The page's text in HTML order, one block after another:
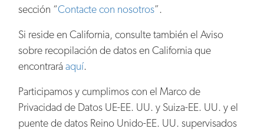
sección “Contacte con nosotros”.
Si reside en California, consulte también el Aviso
sobre recopilación de datos en California que
encontrará aquí.
Participamos y cumplimos con el Marco de
Privacidad de Datos UE-EE. UU. y Suiza-EE. UU. y el
puente de datos Reino Unido-EE. UU. supervisados